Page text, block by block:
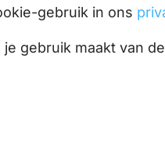
gebruik in ons
gebruik maakt van